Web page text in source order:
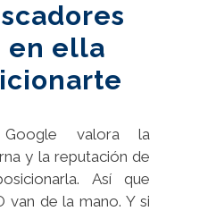
en ella
valora la
y la reputación de
Así que
van de la mano. Y si